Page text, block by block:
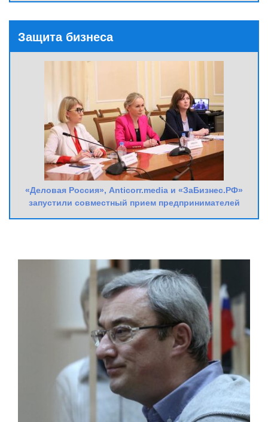
Защита бизнеса
«Деловая Россия», Anticorr.media и «ЗаБизнес.РФ»
запустили совместный прием предпринимателей